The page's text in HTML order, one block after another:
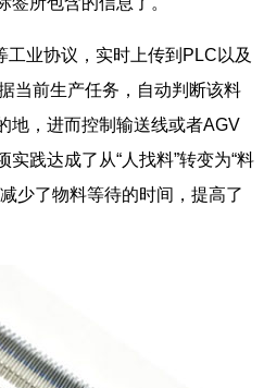
业协议，实时上传到PLC以及
当前生产任务，自动判断该料
地，进而控制输送线或者AGV
践达成了从“人找料”转变为“料
少了物料等待的时间，提高了